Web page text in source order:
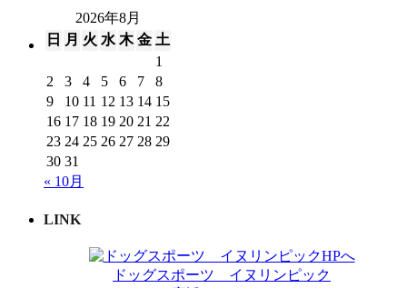
2026年8月
日
月 火 水 木 金 土
1
2
3 4 5 6 7
8
9
10 11 12 13 14 15
16 17 18 19 20 21 22
23 24 25 26 27 28 29
30 31
« 10月
LINK
ドッグスポーツ イヌリンピック